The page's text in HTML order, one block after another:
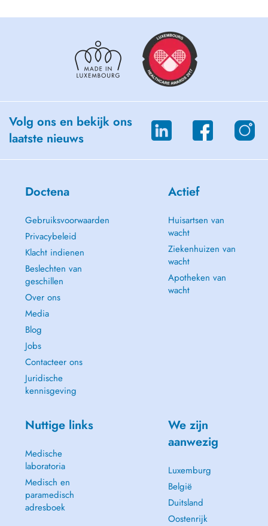
Volg ons en bekijk ons
laatste nieuws
Doctena
Gebruiksvoorwaarden
Privacybeleid
Klacht indienen
Beslechten van
geschillen
Over ons
Media
Blog
Jobs
Contacteer ons
Juridische
kennisgeving
Actief
Huisartsen van
wacht
Ziekenhuizen van
wacht
Apotheken van
wacht
Nuttige links
Medische
laboratoria
Medisch en
paramedisch
adresboek
We zijn
aanwezig
Luxemburg
België
Duitsland
Oostenrijk